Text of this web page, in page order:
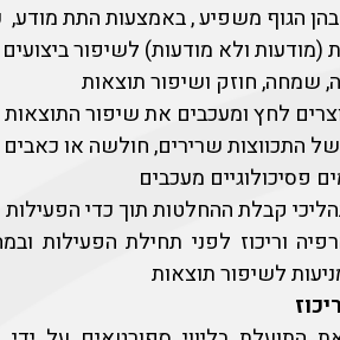
הגוף משפיע , באמצעות התת מודע,
(מודעות ולא מודעות) לשיפור
שמחה, חוזק ושיפור תוצאות
לחץ ומעכבים את שיפור התוצאות
התכווצות שרירים, חולשה או כאבים
פסיכולוגיים מעכבים
קבלת ההחלטות תוך כדי הפעילות
וריכוז לפני תחילת הפעילות
לשיפור תוצאות